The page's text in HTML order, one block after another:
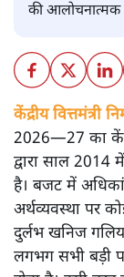
की आलोचनात्मक
केंद्रीय वित्तमंत्री
2026—27 का
द्वारा साल 2014
है। बजट में
अर्थव्यवस्था पर
दुर्लभ खनिज
लगभग सभी बड़ी